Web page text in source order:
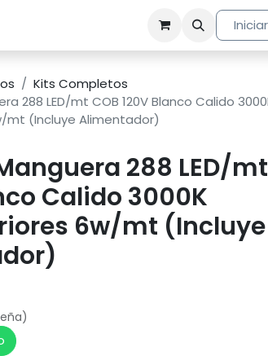
Kits Completos
288 LED/mt COB 120V Blanco Calido
mt (Incluye Alimentador)
288 LED/mt
Calido 3000K
6w/mt (Incluye